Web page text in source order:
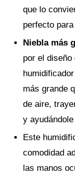
que lo
perfecto
Niebla más
por el diseño
más grande
de aire,
y
Este
comodidad
las manos